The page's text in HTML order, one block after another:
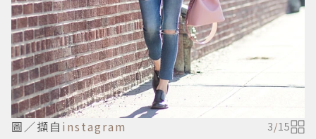
圖／擷自 instagram 3/15